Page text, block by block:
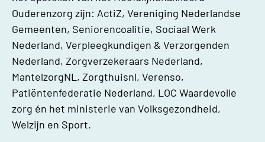
Ouderenzorg zijn: ActiZ, Vereniging Nederlandse
Gemeenten, Seniorencoalitie, Sociaal Werk
Nederland, Verpleegkundigen & Verzorgenden
Nederland, Zorgverzekeraars Nederland,
MantelzorgNL, Zorgthuisnl, Verenso,
Patiëntenfederatie Nederland, LOC Waardevolle
zorg én het ministerie van Volksgezondheid,
Welzijn en Sport.